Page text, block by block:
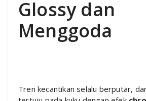
Glossy dan
Menggoda
Tren kecantikan selalu berputar,